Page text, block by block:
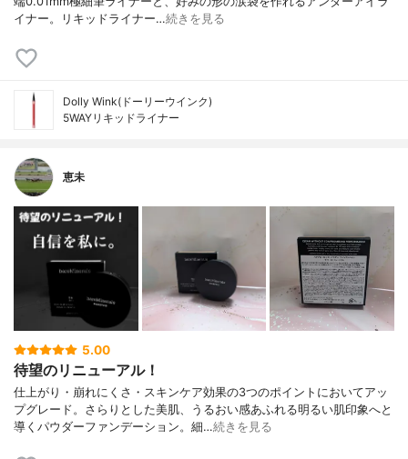
イナー。リキッドライナー…続きを見る
Dolly Wink(ドーリーウインク)
5WAYリキッドライナー
恵未
5.00
待望のリニューアル！
仕上がり・崩れにくさ・スキンケア効果の3つのポイントにおいてアッ
プグレード。さらりとした美肌、うるおい感あふれる明るい肌印象へと
導くパウダーファンデーション。細…続きを見る